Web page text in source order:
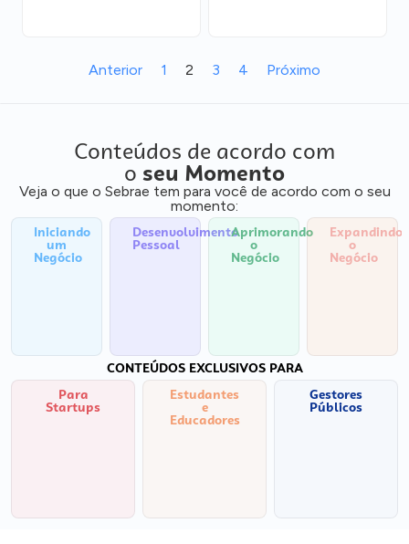
Anterior 1 2 3 4 Próximo
Conteúdos de acordo com
o seu Momento
Veja o que o Sebrae tem para você de acordo com o seu
momento:
Iniciando
um
Negócio
Desenvolvimento
Pessoal
Aprimorando
o
Negócio
Expandindo
o
Negócio
CONTEÚDOS EXCLUSIVOS PARA
Para
Startups
Estudantes
e
Educadores
Gestores
Públicos